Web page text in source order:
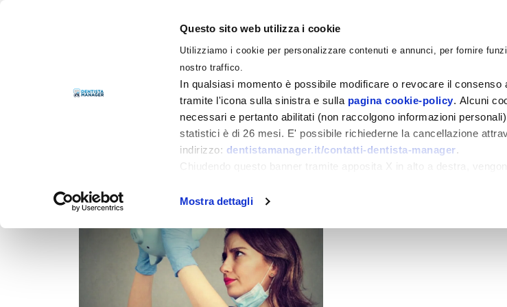
Questo sito web utilizza i cookie
Utilizziamo i cookie per personalizzare contenuti e annunci, per fornire
nostro traffico.
In qualsiasi momento è possibile modificare o revocare il consenso
tramite l'icona sulla sinistra e sulla pagina cookie-policy. Alcuni
necessari e pertanto abilitati (non raccolgono informazioni
statistici è di 26 mesi. E' possibile richiederne la cancellazione
indirizzo: dentistamanager.it/contatti-dentista-manager.
Chiudendo questo banner tramite apposita X in alto a destra,
Mostra dettagli
Categorie